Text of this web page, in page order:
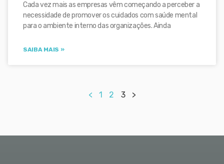
Cada vez mais as empresas vêm começando a perceber a
necessidade de promover os cuidados com saúde mental
para o ambiente interno das organizações. Ainda
SAIBA MAIS »
< 1 2 3 >